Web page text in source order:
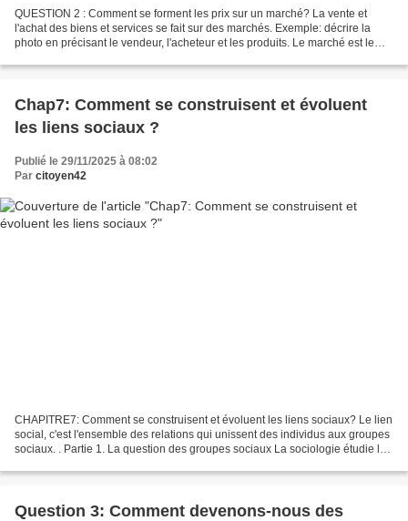
QUESTION 2 : Comment se forment les prix sur un marché? La vente et
l'achat des biens et services se fait sur des marchés. Exemple: décrire la
photo en précisant le vendeur, l'acheteur et les produits. Le marché est le
Chap7: Comment se construisent et évoluent
les liens sociaux ?
Publié le 29/11/2025 à 08:02
Par citoyen42
CHAPITRE7: Comment se construisent et évoluent les liens sociaux? Le lien
social, c'est l'ensemble des relations qui unissent des individus aux groupes
sociaux. . Partie 1. La question des groupes sociaux La sociologie étudie les
Question 3: Comment devenons-nous des